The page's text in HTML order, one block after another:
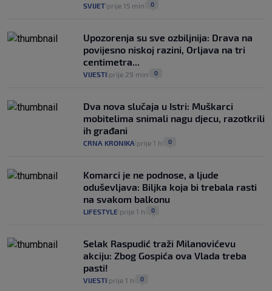
SVIJET prije 15 min 0
Upozorenja su sve ozbiljnija: Drava na
povijesno niskoj razini, Orljava na tri
centimetra...
VIJESTI prije 29 min 0
Dva nova slučaja u Istri: Muškarci
mobitelima snimali nagu djecu, razotkrili
ih građani
CRNA KRONIKA prije 1 h 0
Komarci je ne podnose, a ljude
oduševljava: Biljka koja bi trebala rasti
na svakom balkonu
LIFESTYLE prije 1 h 0
Selak Raspudić traži Milanovićevu
akciju: Zbog Gospića ova Vlada treba
pasti!
VIJESTI prije 1 h 0